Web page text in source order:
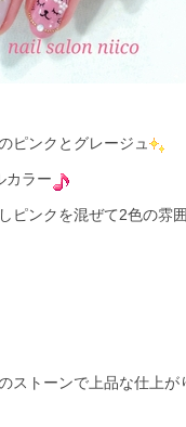
ピンクとグレージュ
カラー
ピンクを混ぜて2色の雰
ストーンで上品な仕上が